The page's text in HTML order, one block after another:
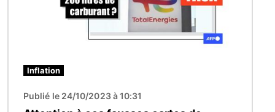
Inflation
Publié le 24/10/2023 à 10:31